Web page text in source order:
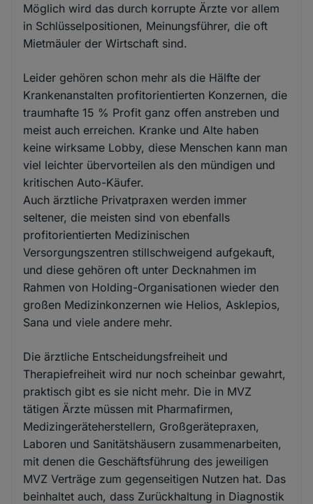
Möglich wird das durch korrupte Ärzte vor allem
in Schlüsselpositionen, Meinungsführer, die oft
Mietmäuler der Wirtschaft sind.
Leider gehören schon mehr als die Hälfte der
Krankenanstalten profitorientierten Konzernen, die
traumhafte 15 % Profit ganz offen anstreben und
meist auch erreichen. Kranke und Alte haben
keine wirksame Lobby, diese Menschen kann man
viel leichter übervorteilen als den mündigen und
kritischen Auto-Käufer.
Auch ärztliche Privatpraxen werden immer
seltener, die meisten sind von ebenfalls
profitorientierten Medizinischen
Versorgungszentren stillschweigend aufgekauft,
und diese gehören oft unter Decknahmen im
Rahmen von Holding-Organisationen wieder den
großen Medizinkonzernen wie Helios, Asklepios,
Sana und viele andere mehr.
Die ärztliche Entscheidungsfreiheit und
Therapiefreiheit wird nur noch scheinbar gewahrt,
praktisch gibt es sie nicht mehr. Die in MVZ
tätigen Ärzte müssen mit Pharmafirmen,
Medizingeräteherstellern, Großgerätepraxen,
Laboren und Sanitätshäusern zusammenarbeiten,
mit denen die Geschäftsführung des jeweiligen
MVZ Verträge zum gegenseitigen Nutzen hat. Das
beinhaltet auch, dass Zurückhaltung in Diagnostik